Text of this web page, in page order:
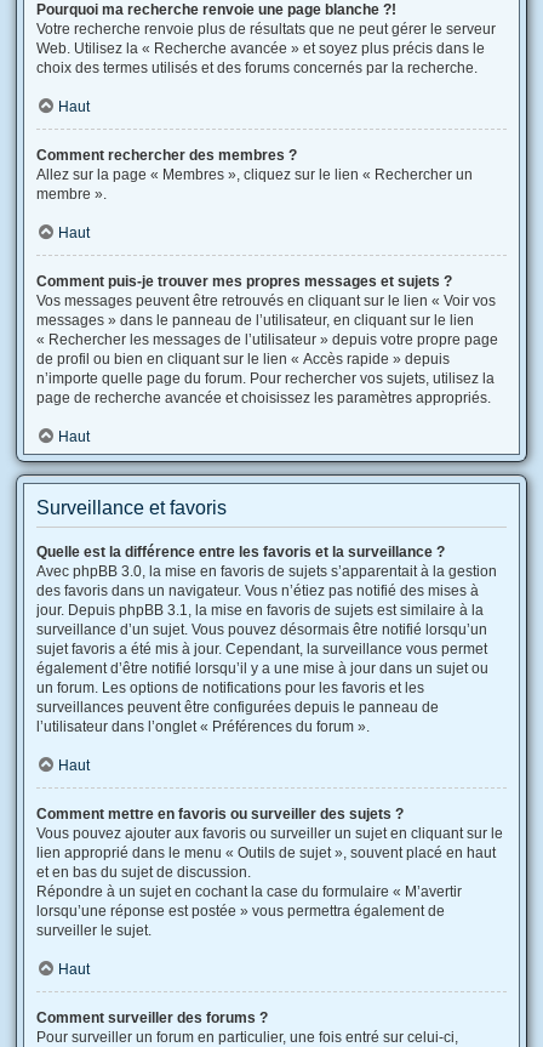
Pourquoi ma recherche renvoie une page blanche ?!
Votre recherche renvoie plus de résultats que ne peut gérer le serveur
Web. Utilisez la « Recherche avancée » et soyez plus précis dans le
choix des termes utilisés et des forums concernés par la recherche.
Haut
Comment rechercher des membres ?
Allez sur la page « Membres », cliquez sur le lien « Rechercher un
membre ».
Haut
Comment puis-je trouver mes propres messages et sujets ?
Vos messages peuvent être retrouvés en cliquant sur le lien « Voir vos
messages » dans le panneau de l’utilisateur, en cliquant sur le lien
« Rechercher les messages de l’utilisateur » depuis votre propre page
de profil ou bien en cliquant sur le lien « Accès rapide » depuis
n’importe quelle page du forum. Pour rechercher vos sujets, utilisez la
page de recherche avancée et choisissez les paramètres appropriés.
Haut
Surveillance et favoris
Quelle est la différence entre les favoris et la surveillance ?
Avec phpBB 3.0, la mise en favoris de sujets s’apparentait à la gestion
des favoris dans un navigateur. Vous n’étiez pas notifié des mises à
jour. Depuis phpBB 3.1, la mise en favoris de sujets est similaire à la
surveillance d’un sujet. Vous pouvez désormais être notifié lorsqu’un
sujet favoris a été mis à jour. Cependant, la surveillance vous permet
également d’être notifié lorsqu’il y a une mise à jour dans un sujet ou
un forum. Les options de notifications pour les favoris et les
surveillances peuvent être configurées depuis le panneau de
l’utilisateur dans l’onglet « Préférences du forum ».
Haut
Comment mettre en favoris ou surveiller des sujets ?
Vous pouvez ajouter aux favoris ou surveiller un sujet en cliquant sur le
lien approprié dans le menu « Outils de sujet », souvent placé en haut
et en bas du sujet de discussion.
Répondre à un sujet en cochant la case du formulaire « M’avertir
lorsqu’une réponse est postée » vous permettra également de
surveiller le sujet.
Haut
Comment surveiller des forums ?
Pour surveiller un forum en particulier, une fois entré sur celui-ci,